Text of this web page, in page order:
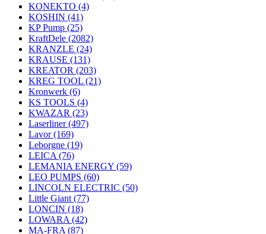
KONEKTO (4)
KOSHIN (41)
KP Pump (25)
KraftDele (2082)
KRANZLE (24)
KRAUSE (131)
KREATOR (203)
KREG TOOL (21)
Kronwerk (6)
KS TOOLS (4)
KWAZAR (23)
Laserliner(497)
Lavor(169)
Leborgne (19)
LEICA (76)
LEMANIA ENERGY (59)
LEO PUMPS (60)
LINCOLN ELECTRIC (50)
Little Giant (77)
LONCIN (18)
LOWARA (42)
MA-FRA (87)